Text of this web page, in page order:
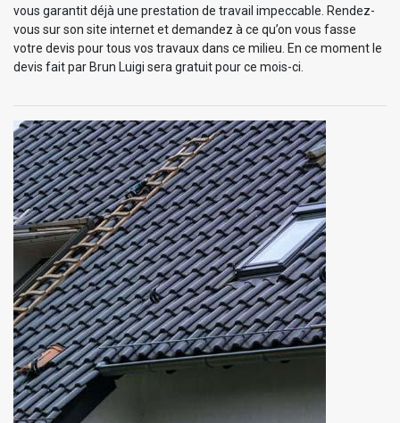
vous garantit déjà une prestation de travail impeccable. Rendez-
vous sur son site internet et demandez à ce qu’on vous fasse
votre devis pour tous vos travaux dans ce milieu. En ce moment le
devis fait par Brun Luigi sera gratuit pour ce mois-ci.